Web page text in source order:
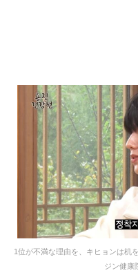
1位が不満な理由を、キヒョンは机
ジン健康